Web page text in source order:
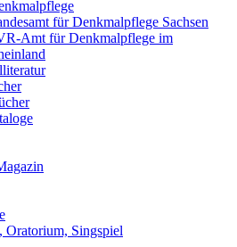
für Denkmalpflege Sachsen
Amt für Denkmalpflege im
Oratorium, Singspiel